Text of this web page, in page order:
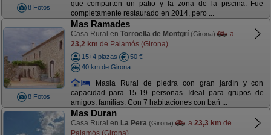
8 Fotos
que comparten un patio y la zona de la piscina. Fue
completamente restaurado en 2014, pero ...
8 Fotos
Mas Ramades
Casa Rural en Torroella de Montgrí (Girona)
a
23,2 km de Palamós (Girona)
15+4 plazas
50 €
40 km de Girona
Masia Rural de piedra con gran jardín y con
capacidad para 15-19 personas. Ideal para grupos de
amigos, famílias. Con 7 habitaciones con bañ ...
Mas Duran
Casa Rural en La Pera (Girona) a 23,3 km de
Palamós (Girona)